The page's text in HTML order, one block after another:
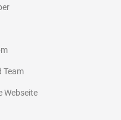
Team
Webseite